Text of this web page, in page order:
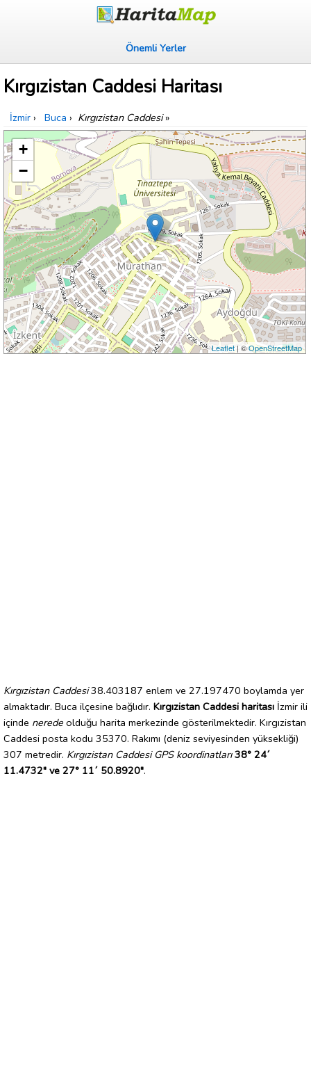
Önemli Yerler
Kırgızistan Caddesi Haritası
İzmir › Buca › Kırgızistan Caddesi»
+
−
Leaflet| ©OpenStreetMap
Kırgızistan Caddesi38.403187 enlem ve 27.197470 boylamda yer
almaktadır. Buca ilçesine bağlıdır. Kırgızistan Caddesi haritası İzmir ili
içinde nerede olduğu harita merkezinde gösterilmektedir. Kırgızistan
Caddesi posta kodu 35370. Rakımı (deniz seviyesinden yüksekliği)
307 metredir. Kırgızistan Caddesi GPS koordinatları 38° 24´
11.4732" ve 27° 11´ 50.8920".